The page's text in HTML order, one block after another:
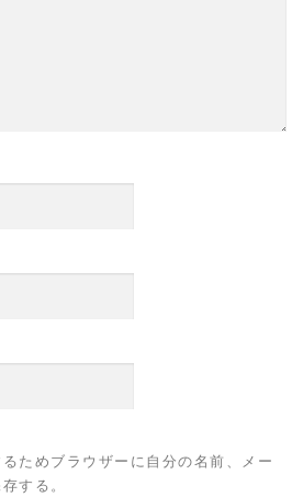
ためブラウザーに自分の名前、メー
する。